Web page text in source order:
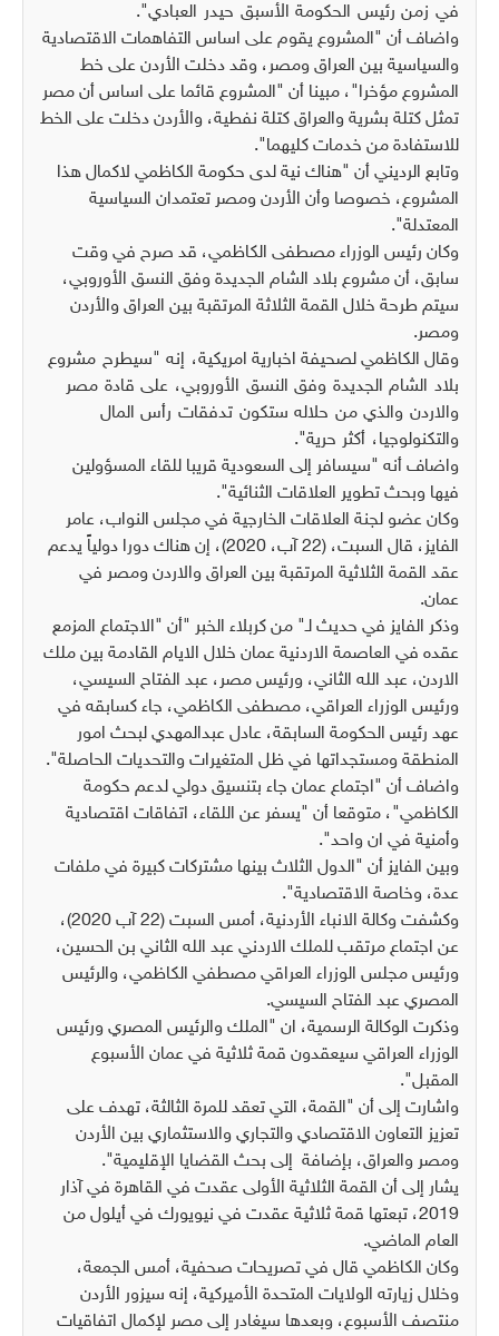
في زمن رئيس الحكومة الأسبق حيدر العبادي".
واضاف أن "المشروع يقوم على اساس التفاهمات الاقتصادية
والسياسية بين العراق ومصر، وقد دخلت الأردن على خط
المشروع مؤخرا"، مبينا أن "المشروع قائما على اساس أن مصر
تمثل كتلة بشرية والعراق كتلة نفطية، والأردن دخلت على الخط
للاستفادة من خدمات كليهما".
وتابع الرديني أن "هناك نية لدى حكومة الكاظمي لاكمال هذا
المشروع، خصوصا وأن الأردن ومصر تعتمدان السياسية
المعتدلة".
وكان رئيس الوزراء مصطفى الكاظمي، قد صرح في وقت
سابق، أن مشروع بلاد الشام الجديدة وفق النسق الأوروبي،
سيتم طرحة خلال القمة الثلاثة المرتقبة بين العراق والأردن
ومصر.
وقال الكاظمي لصحيفة اخبارية امريكية، إنه "سيطرح مشروع
بلاد الشام الجديدة وفق النسق الأوروبي، على قادة مصر
والاردن والذي من حلاله ستكون تدفقات رأس المال
والتكنولوجيا، أكثر حرية".
واضاف أنه "سيسافر إلى السعودية قريبا للقاء المسؤولين
فيها وبحث تطوير العلاقات الثنائية".
وكان عضو لجنة العلاقات الخارجية في مجلس النواب، عامر
الفايز، قال السبت، (22 آب، 2020)، إن ‏هناك دورا دولياً يدعم
عقد القمة الثلاثية المرتقبة بين العراق والاردن ومصر في
عمان.‏
وذكر الفايز في حديث لـ" من كربلاء الخبر "أن "الاجتماع المزمع
عقده في العاصمة الاردنية عمان ‏خلال الايام القادمة بين ملك
الاردن، عبد الله الثاني، ورئيس مصر، عبد الفتاح السيسي،
‏ورئيس الوزراء العراقي، مصطفى الكاظمي، جاء كسابقه في
عهد رئيس الحكومة السابقة، ‏عادل عبدالمهدي لبحث امور
المنطقة ومستجداتها في ظل المتغيرات والتحديات الحاصلة".
واضاف أن "اجتماع عمان جاء بتنسيق دولي لدعم حكومة
الكاظمي"، متوقعا أن "يسفر عن ‏اللقاء، اتفاقات اقتصادية
وأمنية في ان واحد".‏
وبين الفايز أن "الدول الثلاث بينها مشتركات كبيرة في ملفات
عدة، وخاصة الاقتصادية".‏
وكشفت وكالة الانباء الأردنية، أمس السبت (22 آب 2020)،
عن اجتماع مرتقب ‏للملك الاردني عبد الله الثاني بن الحسين،
ورئيس مجلس ‏الوزراء العراقي مصطفي الكاظمي، ‏والرئيس
المصري عبد الفتاح السيسي‎‏. ‏‎
وذكرت الوكالة الرسمية، ان "الملك والرئيس المصري ورئيس
الوزراء العراقي سيعقدون قمة ‏ثلاثية في عمان الأسبوع
المقبل‎‏". ‏‎
واشارت إلى أن "القمة، التي تعقد للمرة الثالثة، تهدف على
تعزيز التعاون الاقتصادي والتجاري ‏والاستثماري بين الأردن
ومصر ‏والعراق، بإضافة إلى بحث القضايا الإقليمية‎‏".‏‎
يشار إلى أن القمة الثلاثية الأولى عقدت في القاهرة في آذار
2019، تبعتها قمة ثلاثية عقدت ‏في نيويورك في أيلول من
العام الماضي‎‏.‏‎
وكان الكاظمي قال في تصريحات صحفية، أمس الجمعة،
وخلال زيارته الولايات المتحدة ‏الأميركية، إنه سيزور الأردن
منتصف ‏الأسبوع، وبعدها سيغادر إلى مصر لإكمال اتفاقيات